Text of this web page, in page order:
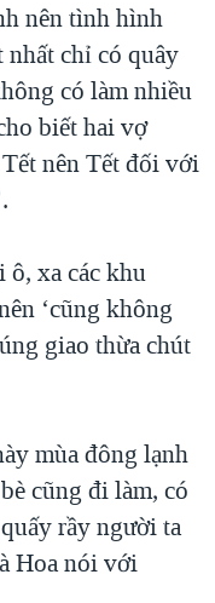
nên tình hình
nhất chỉ có quây
có làm nhiều
biết hai vợ
nên Tết đối với
ô, xa các khu
‘cũng không
giao thừa chút
mùa đông lạnh
cũng đi làm, có
rầy người ta
Hoa nói với